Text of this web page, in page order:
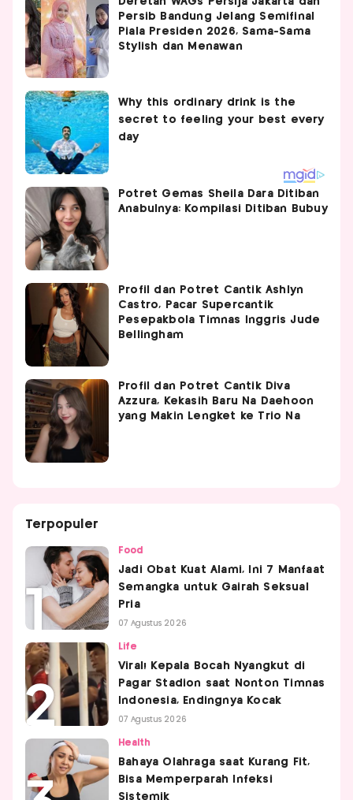
Persib Bandung Jelang Semifinal
Piala Presiden 2026, Sama-Sama
Stylish dan Menawan
Potret Gemas Sheila Dara Ditiban
Anabulnya: Kompilasi Ditiban Bubuy
Profil dan Potret Cantik Ashlyn
Castro, Pacar Supercantik
Pesepakbola Timnas Inggris Jude
Bellingham
Profil dan Potret Cantik Diva
Azzura, Kekasih Baru Na Daehoon
yang Makin Lengket ke Trio Na
Terpopuler
Food
Jadi Obat Kuat Alami, Ini 7 Manfaat
Semangka untuk Gairah Seksual
Pria
07 Agustus 2026
Life
Viral! Kepala Bocah Nyangkut di
Pagar Stadion saat Nonton Timnas
Indonesia, Endingnya Kocak
07 Agustus 2026
Health
Bahaya Olahraga saat Kurang Fit,
Bisa Memperparah Infeksi
Sistemik